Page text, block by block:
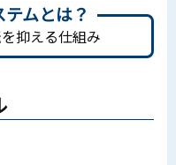
ムとは？
抑える仕組み